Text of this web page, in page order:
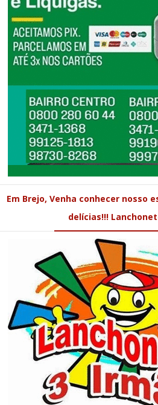
Em Brejo, Venha conhecer nosso
delícias!!!